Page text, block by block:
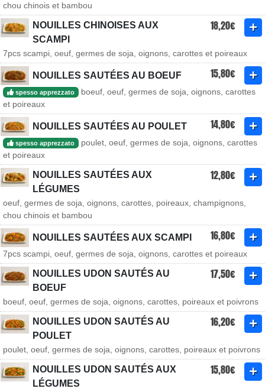
chou chinois et bambou
NOUILLES CHINOISES AUX
SCAMPI
18,20€
7pcs scampi, oeuf, germes de soja, oignons, carottes et poireaux
NOUILLES SAUTÉES AU BOEUF 15,80€
spesso apprezzato
boeuf, oeuf, germes de soja, oignons, carottes
et poireaux
NOUILLES SAUTÉES AU POULET 14,80€
spesso apprezzato
poulet, oeuf, germes de soja, oignons, carottes
et poireaux
NOUILLES SAUTÉES AUX
LÉGUMES
12,80€
oeuf, germes de soja, oignons, carottes, poireaux, champignons,
chou chinois et bambou
NOUILLES SAUTÉES AUX SCAMPI 16,80€
7pcs scampi, oeuf, germes de soja, oignons, carottes et poireaux
NOUILLES UDON SAUTÉS AU
BOEUF
17,50€
boeuf, oeuf, germes de soja, oignons, carottes, poireaux et poivrons
NOUILLES UDON SAUTÉS AU
POULET
16,20€
poulet, oeuf, germes de soja, oignons, carottes, poireaux et poivrons
NOUILLES UDON SAUTÉS AUX
LÉGUMES
15,80€